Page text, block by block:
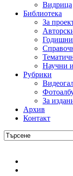
Видрица
Библиотека
За
Научни
Рубрики
За
Архив
Контакт